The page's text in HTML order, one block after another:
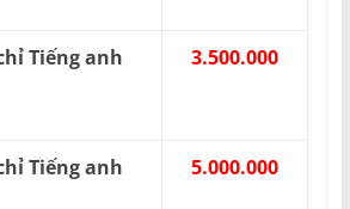
Tiếng anh
3.500.000
Tiếng anh
5.000.000